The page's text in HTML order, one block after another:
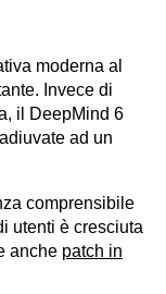
moderna al
Invece di
il DeepMind 6
ad un
comprensibile
utenti è cresciuta
anche patch in